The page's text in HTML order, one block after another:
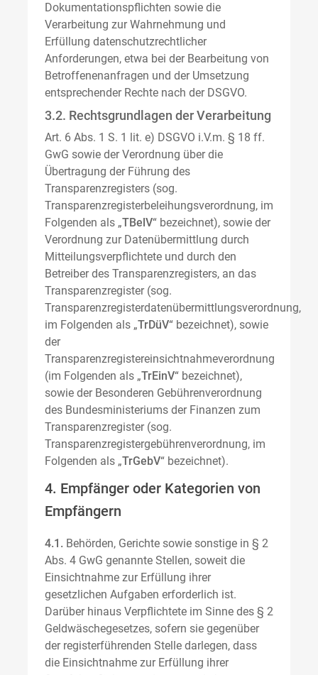
Dokumentationspflichten sowie die
Verarbeitung zur Wahrnehmung und
Erfüllung datenschutzrechtlicher
Anforderungen, etwa bei der Bearbeitung von
Betroffenenanfragen und der Umsetzung
entsprechender Rechte nach der DSGVO.
3.2. Rechtsgrundlagen der Verarbeitung
Art. 6 Abs. 1 S. 1 lit. e) DSGVO i.V.m. § 18 ff.
GwG sowie der Verordnung über die
Übertragung der Führung des
Transparenzregisters (sog.
Transparenzregisterbeleihungsverordnung, im
Folgenden als „TBelV“ bezeichnet), sowie der
Verordnung zur Datenübermittlung durch
Mitteilungsverpflichtete und durch den
Betreiber des Transparenzregisters, an das
Transparenzregister (sog.
Transparenzregisterdatenübermittlungsverordnung,
im Folgenden als „TrDüV“ bezeichnet), sowie
der
Transparenzregistereinsichtnahmeverordnung
(im Folgenden als „TrEinV“ bezeichnet),
sowie der Besonderen Gebührenverordnung
des Bundesministeriums der Finanzen zum
Transparenzregister (sog.
Transparenzregistergebührenverordnung, im
Folgenden als „TrGebV“ bezeichnet).
4. Empfänger oder Kategorien von
Empfängern
4.1. Behörden, Gerichte sowie sonstige in § 2
Abs. 4 GwG genannte Stellen, soweit die
Einsichtnahme zur Erfüllung ihrer
gesetzlichen Aufgaben erforderlich ist.
Darüber hinaus Verpflichtete im Sinne des § 2
Geldwäschegesetzes, sofern sie gegenüber
der registerführenden Stelle darlegen, dass
die Einsichtnahme zur Erfüllung ihrer